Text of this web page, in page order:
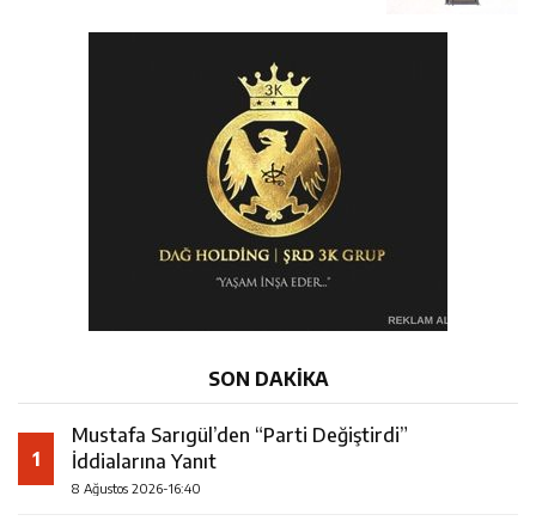
SON DAKİKA
1
Mustafa Sarıgül’den “Parti Değiştirdi”
İddialarına Yanıt
8 Ağustos 2026-16:40